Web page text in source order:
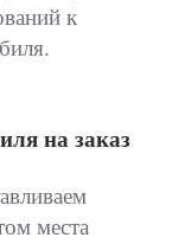
к
на заказ
места